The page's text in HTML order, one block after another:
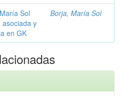
Sol
asociada y
en GK
Borja, María Sol